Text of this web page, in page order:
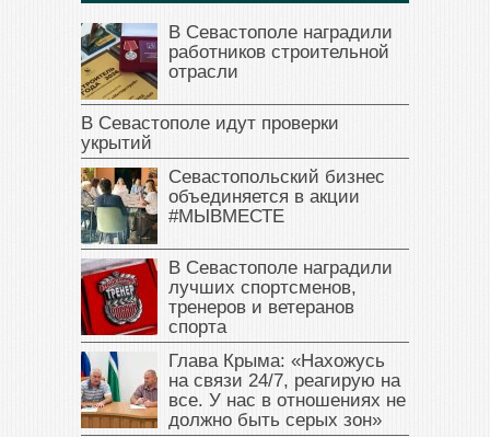
В Севастополе наградили
работников строительной
отрасли
В Севастополе идут проверки
укрытий
Севастопольский бизнес
объединяется в акции
#МЫВМЕСТЕ
В Севастополе наградили
лучших спортсменов,
тренеров и ветеранов
спорта
Глава Крыма: «Нахожусь
на связи 24/7, реагирую на
все. У нас в отношениях не
должно быть серых зон»